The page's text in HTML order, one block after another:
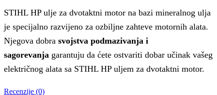
STIHL HP ulje za dvotaktni motor na bazi mineralnog ulja
je specijalno razvijeno za ozbiljne zahteve motornih alata.
Njegova dobra svojstva podmazivanja i
sagorevanja garantuju da ćete ostvariti dobar učinak vašeg
električnog alata sa STIHL HP uljem za dvotaktni motor.
Recenzije (0)